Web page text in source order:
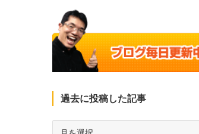
過去に投稿した記事